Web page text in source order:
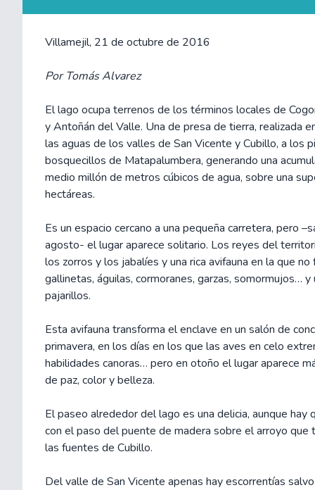
Villamejil, 21 de octubre de 2016
Por Tomás Alvarez
El lago ocupa terrenos de los términos locales de
y Antoñán del Valle. Una de presa de tierra, realizada
las aguas de los valles de San Vicente y Cubillo, a los
bosquecillos de Matapalumbera, generando una
medio millón de metros cúbicos de agua, sobre una
hectáreas.
Es un espacio cercano a una pequeña carretera, pero
agosto- el lugar aparece solitario. Los reyes del
los zorros y los jabalíes y una rica avifauna en la que no
gallinetas, águilas, cormoranes, garzas, somormujos… y
pajarillos.
Esta avifauna transforma el enclave en un salón de
primavera, en los días en los que las aves en celo
habilidades canoras… pero en otoño el lugar aparece
de paz, color y belleza.
El paseo alrededor del lago es una delicia, aunque hay
con el paso del puente de madera sobre el arroyo que
las fuentes de Cubillo.
Del valle de San Vicente apenas hay escorrentías